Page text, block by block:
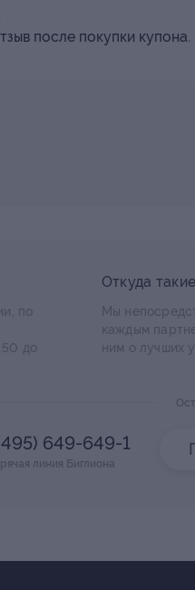
после покупки купона.
по
50 до
Откуда
Мы
каждым
ним о лучших
649-649-1
линия Биглиона